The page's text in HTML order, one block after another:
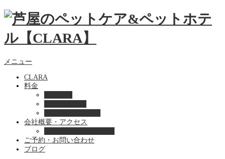
メニュー
CLARA
料金
会社概要・アクセス
ご予約・お問い合わせ
ブログ